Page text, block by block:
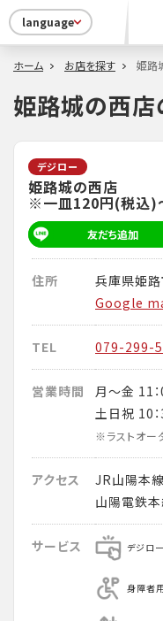
language
ホーム お店を探す 姫路
姫路城の西
デジロー
姫路城の西店
※一皿120円(税込)
友だち追加
住所
兵庫県姫
Google
TEL 079-299-
営業時間
月～金 11
土日祝 10
※ラストオー
アクセス
JR山陽本
山陽電鉄
サービス デジロー
身障者